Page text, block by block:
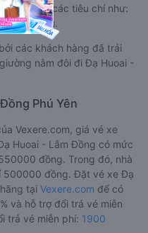
dựa trên các tiêu chí như:
phục vụ.
các khách hàng đã trải
nằm đôi đi Đạ Huoai -
Phú Yên
Vexere.com, giá vé xe
Huoai - Lâm Đồng có mức
đồng. Trong đó, nhà
500000 đồng. Đặt vé xe Đạ
tại Vexere.com để có
và hỗ trợ đổi trả vé miễn
trả vé miễn phí: 1900